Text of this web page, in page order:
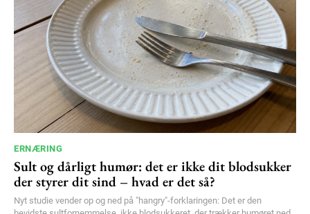
ERNÆRING
Sult og dårligt humør: det er ikke dit blodsukker
der styrer dit sind – hvad er det så?
Nyt studie vender op og ned på "hangry"-forklaringen: Det er den